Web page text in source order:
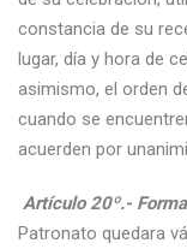
constancia de su
lugar, día y hora de
asimismo, el orden
cuando se
acuerden por
Artículo 20º.-
Patronato quedara